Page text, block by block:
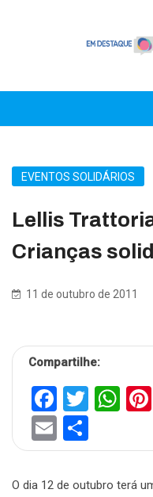
EVENTOS SOLIDÁRIOS
Lellis
Crianças
11 de outubro de 2011
Compartilhe:
Email
O dia 12 de outubro terá